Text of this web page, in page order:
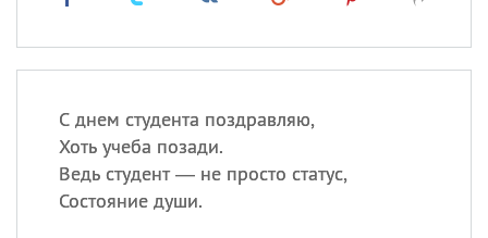
С днем студента поздравляю,
Хоть учеба позади.
Ведь студент — не просто статус,
Состояние души.